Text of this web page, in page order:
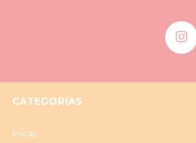
CATEGORÍAS
Inicio